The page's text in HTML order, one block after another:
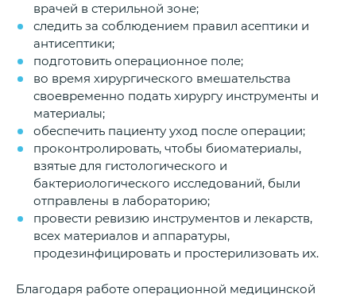
врачей в стерильной зоне;
следить за соблюдением правил асептики и
антисептики;
подготовить операционное поле;
во время хирургического вмешательства
своевременно подать хирургу инструменты и
материалы;
обеспечить пациенту уход после операции;
проконтролировать, чтобы биоматериалы,
взятые для гистологического и
бактериологического исследований, были
отправлены в лабораторию;
провести ревизию инструментов и лекарств,
всех материалов и аппаратуры,
продезинфицировать и простерилизовать их.
Благодаря работе операционной медицинской